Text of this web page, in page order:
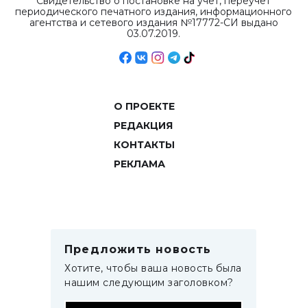
периодического печатного издания, информационного
агентства и сетевого издания №17772-СИ выдано
03.07.2019.
О ПРОЕКТЕ
РЕДАКЦИЯ
КОНТАКТЫ
РЕКЛАМА
Предложить новость
Хотите, чтобы ваша новость была
нашим следующим заголовком?